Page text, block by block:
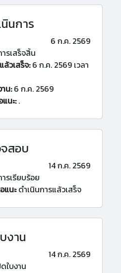
นการ
6 ก.ค. 2569
รเสร็จสิ้น
ล้วเสร็จ:6 ก.ค. 2569 เวลา
น:6 ก.ค. 2569
นะ:.
สอบ
14 ก.ค. 2569
รเรียบร้อย
แนะดำเนินการแล้วเสร็จ
งาน
14 ก.ค. 2569
ใบงาน